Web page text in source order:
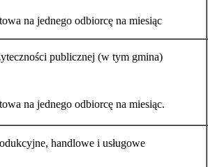
na jednego odbiorcę na miesiąc
publicznej (w tym gmina)
na jednego odbiorcę na miesiąc.
handlowe i usługowe